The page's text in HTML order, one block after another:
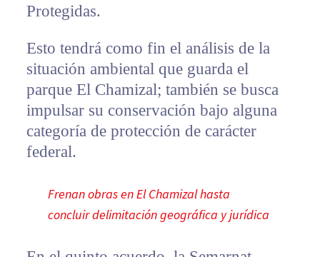
Protegidas.
Esto tendrá como fin el análisis de la
situación ambiental que guarda el
parque El Chamizal; también se busca
impulsar su conservación bajo alguna
categoría de protección de carácter
federal.
Frenan obras en El Chamizal hasta
concluir delimitación geográfica y jurídica